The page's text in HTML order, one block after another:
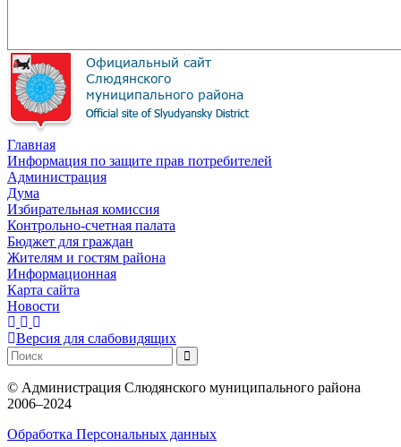
Главная
Информация по защите прав потребителей
Администрация
Дума
Избирательная комиссия
Контрольно-счетная палата
Бюджет для граждан
Жителям и гостям района
Информационная
Карта сайта
Новости
Версия для слабовидящих
© Администрация Слюдянского муниципального района
2006–2024
Обработка Персональных данных